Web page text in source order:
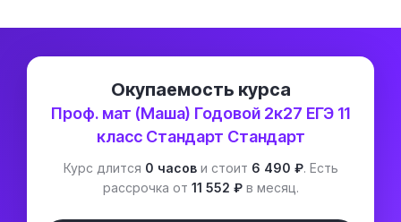
Окупаемость курса
Проф. мат (Маша) Годовой 2к27 ЕГЭ 11
класс Стандарт Стандарт
Курс длится 0 часови стоит 6 490 ₽. Есть
рассрочка от 11 552 ₽в месяц.